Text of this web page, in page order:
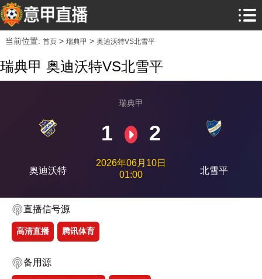
当前位置: 首页> 瑞典甲 > 奥迪沃特VS北雪平
瑞典甲 奥迪沃特VS北雪平
奥迪沃特
瑞典甲
1 2
2026年06月10日
01:00
北雪平
直播信号源
高清直播 腾讯体育
备用源